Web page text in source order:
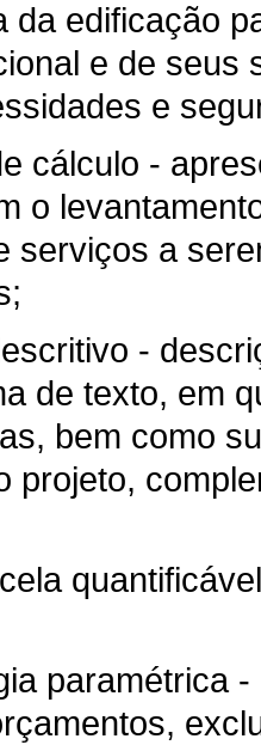
da edificação
e de seus
e
cálculo -
o
serviços a
-
de texto, em
bem como
projeto,
paramétrica